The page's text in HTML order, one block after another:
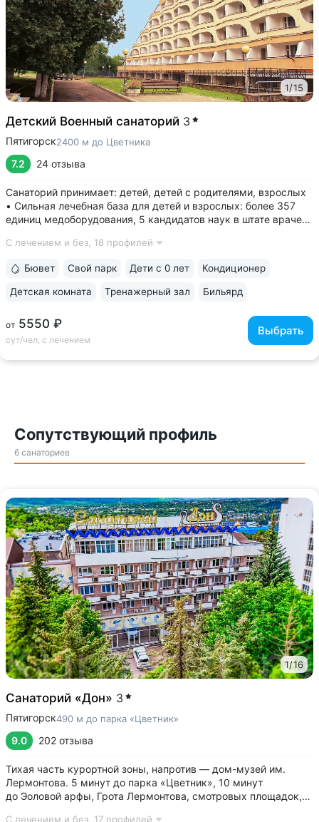
1/15
Детский Военный санаторий 3
Пятигорск2400 м до Цветника
7.2 24 отзыва
Санаторий принимает: детей, детей с родителями, взрослых
• Сильная лечебная база для детей и взрослых: более 357
единиц медоборудования, 5 кандидатов наук в штате врачей,
«Лучшая здравница для семейного отдыха — 2023» •
С лечением и без, 18 профилей
от 5550 ₽
сут/чел, с лечением
Выбрать
Бювет Свой парк Дети с 0 лет Кондиционер
Детская комната Тренажерный зал Бильярд
Сопутствующий профиль
6 санаториев
1/16
Санаторий «Дон» 3
Пятигорск490 м до парка «Цветник»
9.0 202 отзыва
Тихая часть курортной зоны, напротив — дом-музей им.
Лермонтова. 5 минут до парка «Цветник», 10 минут
до Эоловой арфы, Грота Лермонтова, смотровых площадок,
С лечением и без, 17 профилей